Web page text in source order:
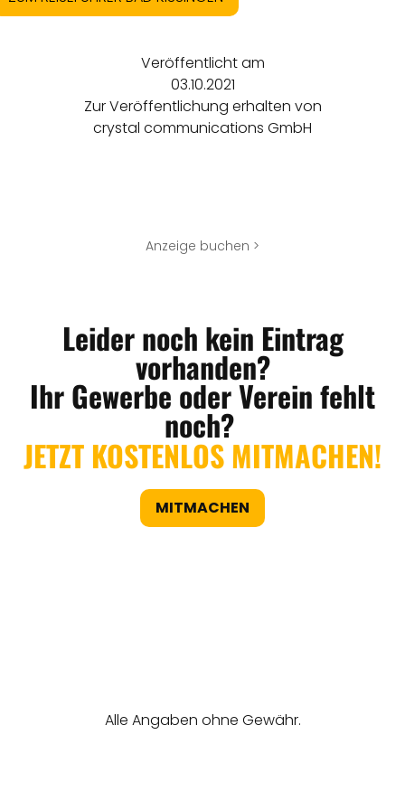
Veröffentlicht am
03.10.2021
Zur Veröffentlichung erhalten von
crystal communications GmbH
Anzeige buchen >
Leider noch kein Eintrag
vorhanden?
Ihr Gewerbe oder Verein fehlt
noch?
JETZT KOSTENLOS MITMACHEN!
MITMACHEN